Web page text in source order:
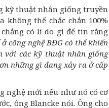
kỹ thuật nhân giống truyền
thể chắc chắn 100%
có lí do gì để tin rằng
công nghệ BĐG có thể khiến
với các kỹ thuật nhân giống
những gì đang xảy ra ở cấp
nghệ mới nếu như nó có cơ
ông Blancke nói. Ông cho